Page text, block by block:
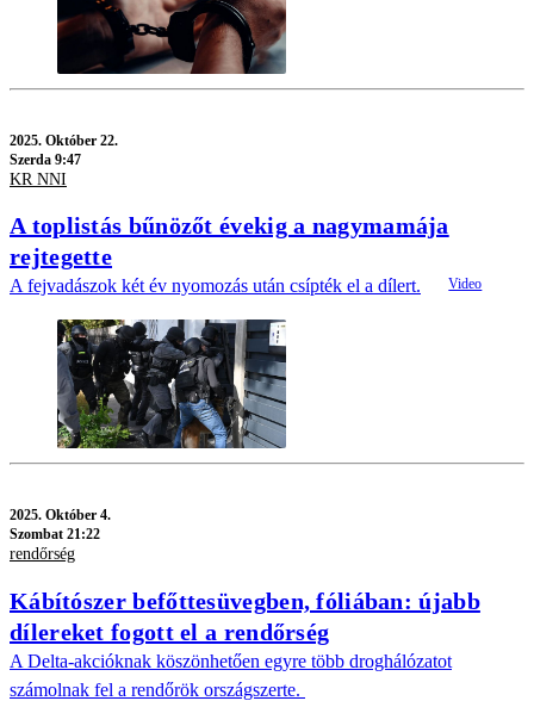
2025. Október 22.
Szerda 9:47
KR NNI
A toplistás bűnözőt évekig a nagymamája
rejtegette
A fejvadászok két év nyomozás után csípték el a dílert.
2025. Október 4.
Szombat 21:22
rendőrség
Kábítószer befőttesüvegben, fóliában: újabb
dílereket fogott el a rendőrség
A Delta-akcióknak köszönhetően egyre több droghálózatot
számolnak fel a rendőrök országszerte.